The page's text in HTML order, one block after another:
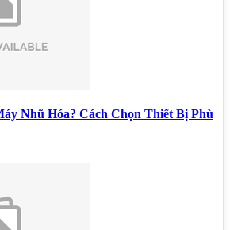
Nhũ Hóa? Cách Chọn Thiết Bị Phù